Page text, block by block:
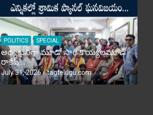
POLITICS SPECIAL
అధ్యక్షునిగా మూడో సారి కొయ్యలమూడి
రాకేష్‌…
July 31, 2026 tagtelugu.com